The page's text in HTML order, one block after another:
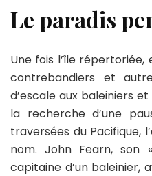
Le paradis
Une fois l’île
contrebandiers et
d’escale aux baleiniers
la recherche d’une
traversées du Pacifique,
nom. John Fearn, son
capitaine d’un baleinier,